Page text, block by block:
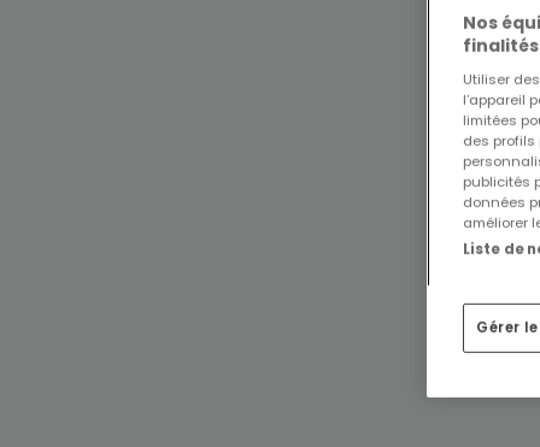
Nos
Utiliser
l’appareil
limitées
des
publicités
données
améliorer
Liste de
Gérer